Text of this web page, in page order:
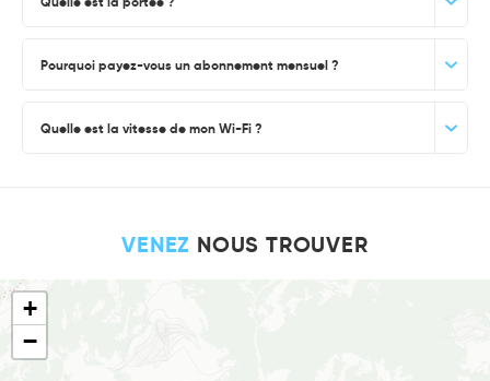
Pourquoi payez-vous un abonnement mensuel ?
Quelle est la vitesse de mon Wi-Fi ?
VENEZ NOUS TROUVER
+
−